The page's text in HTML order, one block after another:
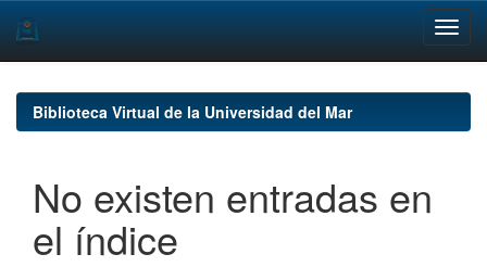
navigationBiblioteca Virtual de la Universidad del Mar
No existen entradas en
el índice